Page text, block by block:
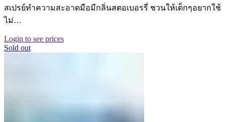
สเปรย์ทำความสะอาดมือมีกลิ่นสตอเบอรรี่ ชวนให้เด็กๆอยากใช้
ไม่…
Login to see prices
Sold out